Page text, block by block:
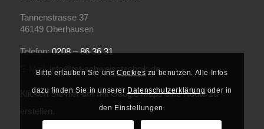
Tannenstrasse 37
46149 Oberhausen
Telefon:0208 – 86 36 31
E-Mail:info@tst-schweisstechnik.de
Klicken Sie hier um mit Google Maps eine Route zu
erstellen.
Bitte erlauben Sie unsCookieszu benutzen. Alle Infos
dazu finden Sie in unserer Datenschutzerklärung oder in
den Einstellungen.